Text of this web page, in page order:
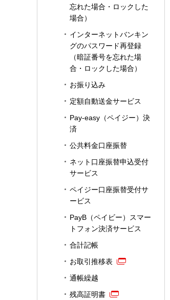
忘れた場合・ロックした
場合）
インターネットバンキン
グのパスワード再登録
（暗証番号を忘れた場
合・ロックした場合）
お振り込み
定額自動送金サービス
Pay-easy（ペイジー）決
済
公共料金口座振替
ネット口座振替申込受付
サービス
ペイジー口座振替受付サ
ービス
PayB（ペイビー）スマー
トフォン決済サービス
合計記帳
お取引推移表
通帳繰越
残高証明書